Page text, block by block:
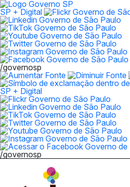
SP + Digital
/governosp
SP + Digital
/governosp